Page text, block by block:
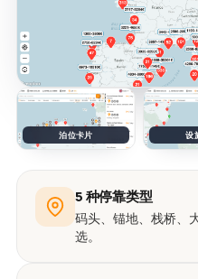
泊位卡片 设
5 种停靠类型
码头、锚地、栈桥、
选。